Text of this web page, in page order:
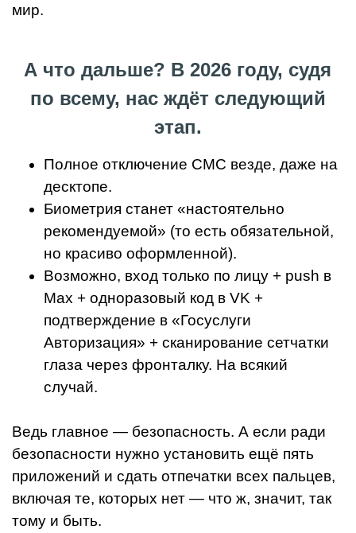
мир.
А что дальше? В 2026 году, судя
по всему, нас ждёт следующий
этап.
Полное отключение СМС везде, даже на
десктопе.
Биометрия станет «настоятельно
рекомендуемой» (то есть обязательной,
но красиво оформленной).
Возможно, вход только по лицу + push в
Max + одноразовый код в VK +
подтверждение в «Госуслуги
Авторизация» + сканирование сетчатки
глаза через фронталку. На всякий
случай.
Ведь главное — безопасность. А если ради
безопасности нужно установить ещё пять
приложений и сдать отпечатки всех пальцев,
включая те, которых нет — что ж, значит, так
тому и быть.